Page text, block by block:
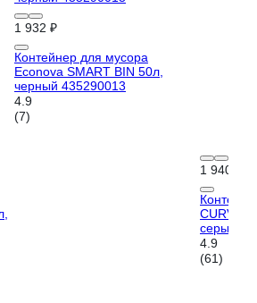
1 932 ₽
Контейнер для мусора
Econova SMART BIN 50л,
черный 435290013
4.9
(7)
1 940 ₽
CURVER
серый
4.9
(61)